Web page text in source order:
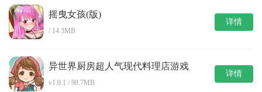
摇曳女孩(版)
/ 14.3MB
详情
异世界厨房超人气现代料理店游戏
v1.0.1 / 98.7MB
详情